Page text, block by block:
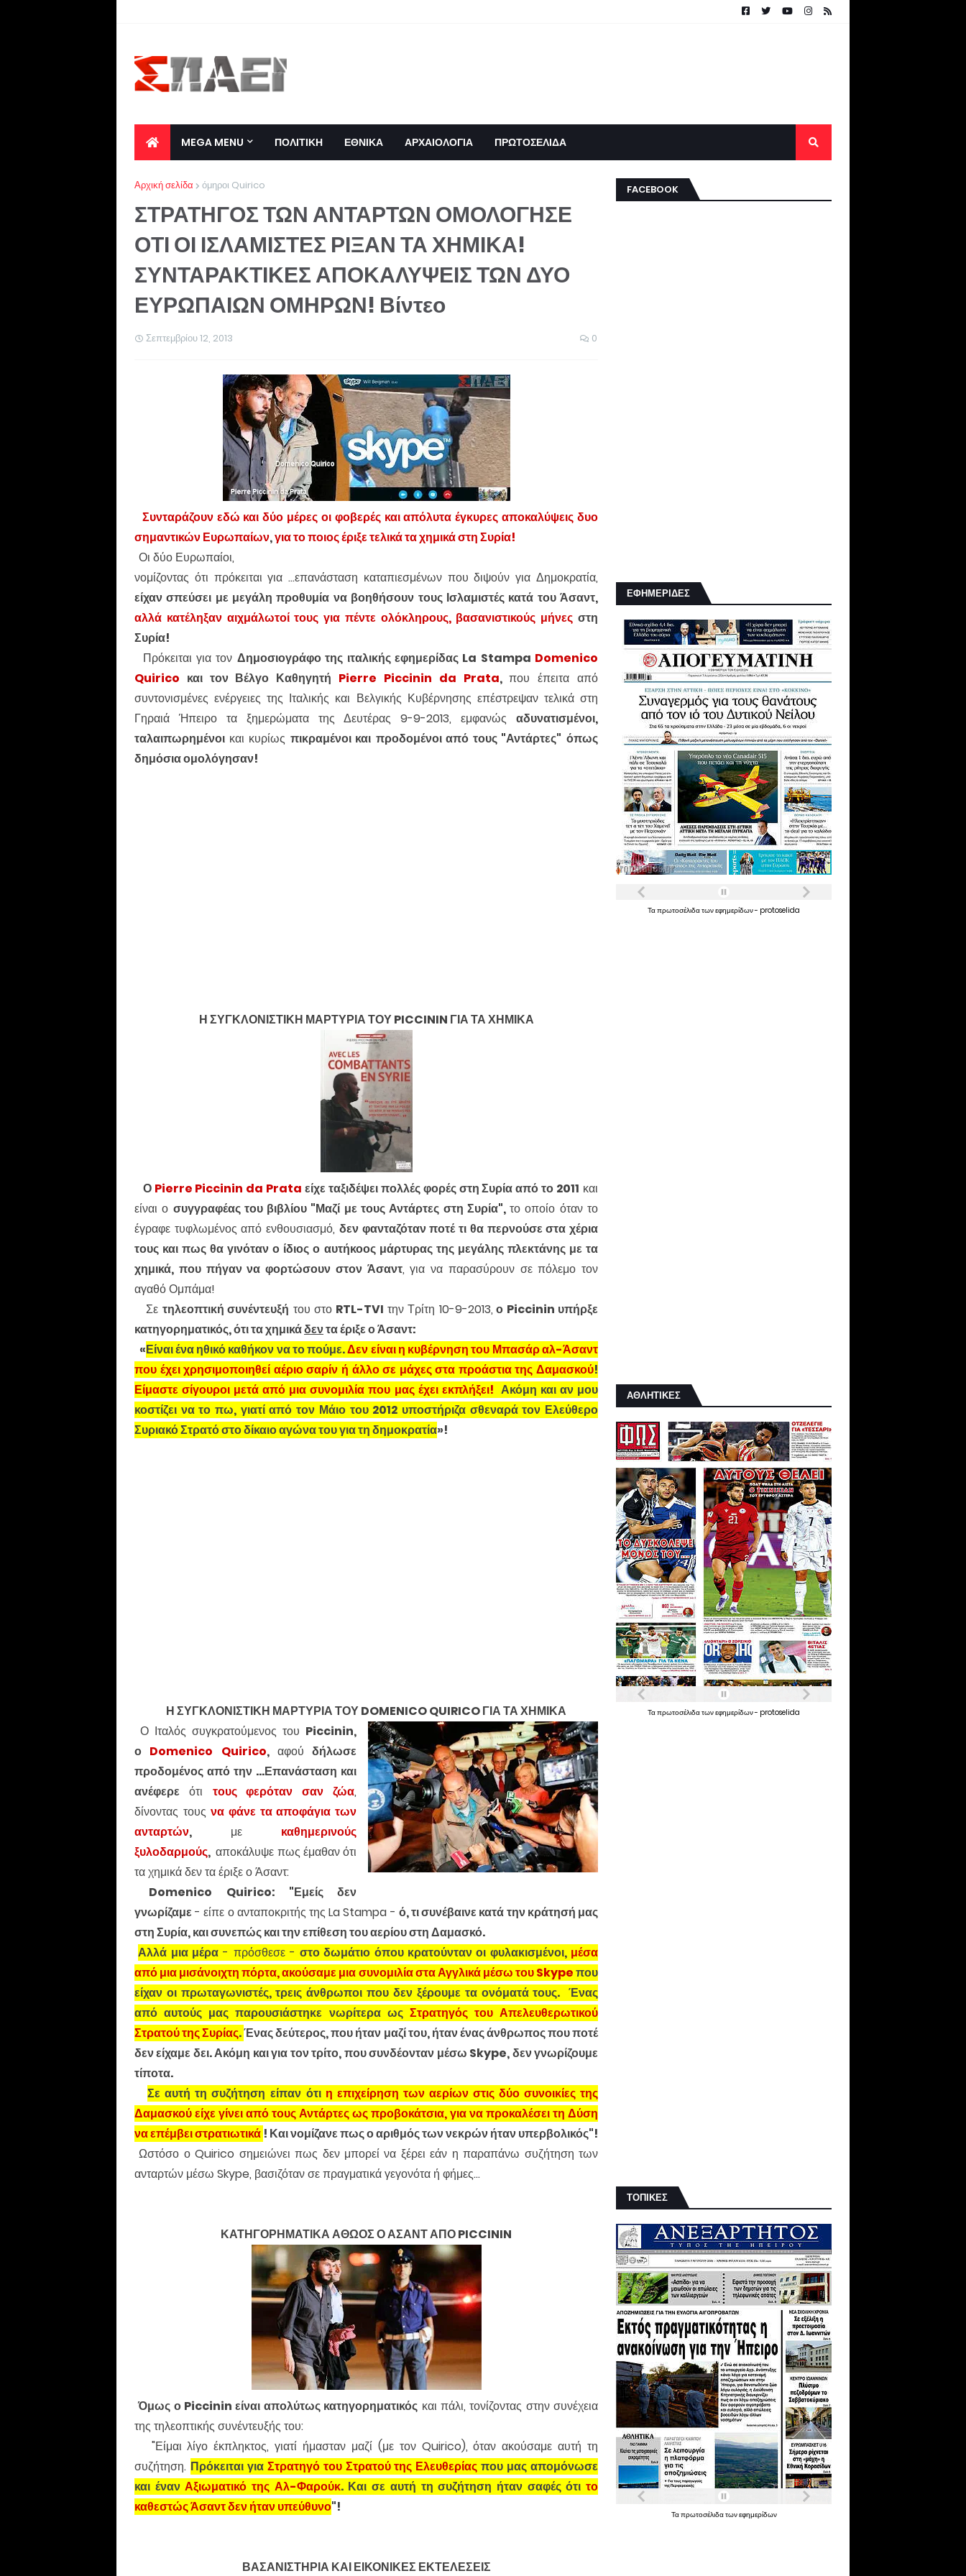
MEGA MENU ΠΟΛΙΤΙΚΗ ΕΘΝΙΚΑ ΑΡΧΑΙΟΛΟΓΙΑ ΠΡΩΤΟΣΕΛΙΔΑ
Αρχική σελίδα όμηροι Quirico
ΣΤΡΑΤΗΓΟΣ ΤΩΝ ΑΝΤΑΡΤΩΝ ΟΜΟΛΟΓΗΣΕ
ΟΤΙ ΟΙ ΙΣΛΑΜΙΣΤΕΣ ΡΙΞΑΝ ΤΑ ΧΗΜΙΚΑ!
ΣΥΝΤΑΡΑΚΤΙΚΕΣ ΑΠΟΚΑΛΥΨΕΙΣ ΤΩΝ ΔΥΟ
ΕΥΡΩΠΑΙΩΝ ΟΜΗΡΩΝ! Βίντεο
Σεπτεμβρίου 12, 2013 0
Συνταράζουν εδώ και δύο μέρες οι φοβερές και απόλυτα έγκυρες αποκαλύψεις δυο
σημαντικών Ευρωπαίων,για το ποιος έριξε τελικά τα χημικά στη Συρία!
Οι δύο Ευρωπαίοι,
νομίζοντας ότι πρόκειται για ...επανάσταση καταπιεσμένων που διψούν για Δημοκρατία,
είχαν σπεύσει με μεγάλη προθυμία να βοηθήσουν τους Ισλαμιστές κατά του Άσαντ,
αλλά κατέληξαν αιχμάλωτοί τουςγια πέντε ολόκληρους, βασανιστικούς μήνες στη
Συρία!
Πρόκειται για τον Δημοσιογράφο της ιταλικής εφημερίδας La Stampa Domenico
Quirico και τον Βέλγο Καθηγητή Pierre Piccinin da Prata,που έπειτα από
συντονισμένες ενέργειες της Ιταλικής και Βελγικής Κυβέρνησης επέστρεψαν τελικά στη
Γηραιά Ήπειρο τα ξημερώματα της Δευτέρας 9-9-2013, εμφανώς αδυνατισμένοι,
ταλαιπωρημένοι και κυρίως πικραμένοι και προδομένοι από τους "Αντάρτες" όπως
δημόσια ομολόγησαν!
Η ΣΥΓΚΛΟΝΙΣΤΙΚΗ ΜΑΡΤΥΡΙΑ ΤΟΥ PICCININ ΓΙΑ ΤΑ ΧΗΜΙΚΑ
Ο Pierre Piccinin da Prata είχε ταξιδέψει πολλές φορές στη Συρία από το 2011 και
είναι ο συγγραφέας του βιβλίου "Μαζί με τους Αντάρτες στη Συρία",το οποίο όταν το
έγραφε τυφλωμένος από ενθουσιασμό, δεν φανταζόταν ποτέ τι θα περνούσε στα χέρια
τους και πως θα γινόταν ο ίδιος ο αυτήκοος μάρτυρας της μεγάλης πλεκτάνης με τα
χημικά, που πήγαν να φορτώσουν στον Άσαντ, για να παρασύρουν σε πόλεμο τον
αγαθό Ομπάμα!
Σε τηλεοπτική συνέντευξή του στο RTL-TVI την Τρίτη 10-9-2013, ο Piccinin υπήρξε
κατηγορηματικός, ότι τα χημικάδεντα έριξε ο Άσαντ:
«Είναι ένα ηθικό καθήκον να το πούμε.Δεν είναι η κυβέρνηση του Μπασάρ αλ-Άσαντ
που έχει χρησιμοποιηθεί αέριο σαρίν ή άλλο σε μάχες στα προάστια της Δαμασκού!
Είμαστε σίγουροι μετά από μια συνομιλία που μας έχει εκπλήξει! Ακόμη και αν μου
κοστίζει να το πω, γιατί από τον Μάιο του 2012 υποστήριζα σθεναρά τον Ελεύθερο
Συριακό Στρατό στο δίκαιο αγώνα του για τη δημοκρατία»!
Η ΣΥΓΚΛΟΝΙΣΤΙΚΗ ΜΑΡΤΥΡΙΑ ΤΟΥ DOMENICO QUIRICO ΓΙΑ ΤΑ ΧΗΜΙΚΑ
Ο Ιταλός συγκρατούμενος του Piccinin,
ο Domenico Quirico, αφού δήλωσε
προδομένος από την ...Επανάσταση και
ανέφερε ότι τους φερόταν σαν ζώα,
δίνοντας τουςνα φάνε τα αποφάγια των
ανταρτών, με καθημερινούς
ξυλοδαρμούς, αποκάλυψε πως έμαθαν ότι
τα χημικά δεν τα έριξε ο Άσαντ:
Domenico Quirico: "Εμείς δεν
γνωρίζαμε- είπε ο ανταποκριτής της La Stampa - ό, τι συνέβαινε κατά την κράτησή μας
στη Συρία, και συνεπώς και την επίθεση του αερίου στη Δαμασκό.
Αλλά μια μέρα- πρόσθεσε -στο δωμάτιο όπου κρατούνταν οι φυλακισμένοι, μέσα
από μια μισάνοιχτη πόρτα, ακούσαμε μια συνομιλία στα Αγγλικά μέσω του Skypeπου
είχαν οι πρωταγωνιστές, τρεις άνθρωποι που δεν ξέρουμε τα ονόματά τους. Ένας
από αυτούς μας παρουσιάστηκε νωρίτερα ως Στρατηγός του Απελευθερωτικού
Στρατού της Συρίας.Ένας δεύτερος, που ήταν μαζί του, ήταν ένας άνθρωπος που ποτέ
δεν είχαμε δει. Ακόμη και για τον τρίτο, που συνδέονταν μέσω Skype, δεν γνωρίζουμε
τίποτα.
Σε αυτή τη συζήτηση είπαν ότι η επιχείρηση των αερίων στις δύο συνοικίες της
Δαμασκού είχε γίνει από τους Αντάρτες ως προβοκάτσια, για να προκαλέσει τη Δύση
να επέμβει στρατιωτικά ! Και νομίζανε πως ο αριθμός των νεκρών ήταν υπερβολικός"!
Ωστόσο ο Quirico σημειώνει πως δεν μπορεί να ξέρει εάν η παραπάνω συζήτηση των
ανταρτών μέσω Skype, βασιζόταν σε πραγματικά γεγονότα ή φήμες...
ΚΑΤΗΓΟΡΗΜΑΤΙΚΑ ΑΘΩΟΣ Ο ΑΣΑΝΤ ΑΠΟ PICCININ
Όμως ο Piccinin είναι απολύτως κατηγορηματικός και πάλι, τονίζοντας στην συνέχεια
της τηλεοπτικής συνέντευξής του:
"Είμαι λίγο έκπληκτος, γιατί ήμασταν μαζί (με τον Quirico), όταν ακούσαμε αυτή τη
συζήτηση. Πρόκειται για Στρατηγό του Στρατού της Ελευθερίαςπου μας απομόνωσε
και ένανΑξιωματικό της Αλ-Φαρούκ. Και σε αυτή τη συζήτηση ήταν σαφές ότιτο
καθεστώς Άσαντ δεν ήταν υπεύθυνο"!
ΒΑΣΑΝΙΣΤΗΡΙΑ ΚΑΙ ΕΙΚΟΝΙΚΕΣ ΕΚΤΕΛΕΣΕΙΣ
FACEBOOK
ΕΦΗΜΕΡΙΔΕΣ
Ταπρωτοσέλιδατωνεφημερίδων- protoselida
ΑΘΛΗΤΙΚΕΣ
Ταπρωτοσέλιδατωνεφημερίδων- protoselida
ΤΟΠΙΚΕΣ
Ταπρωτοσέλιδατωνεφημερίδων